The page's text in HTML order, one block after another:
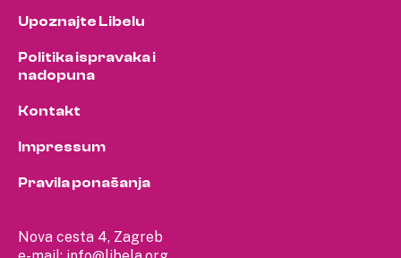
Nova cesta 4, Zagreb
Upoznajte Libelu
Politika ispravaka i
nadopuna
Kontakt
Impressum
Pravila ponašanja